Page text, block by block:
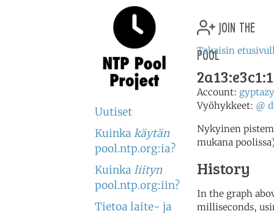
Uutiset
Kuinka käytän
pool.ntp.org:ia?
Kuinka liityn
pool.ntp.org:iin?
Tietoa laite- ja
join the
pool
Takaisin
Account: gyptazy
Vyöhykkeet: @
Nykyinen
mukana
History
In the graph
milliseconds,